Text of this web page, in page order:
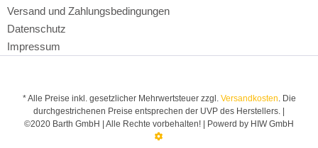
Versand und Zahlungsbedingungen
Datenschutz
Impressum
* Alle Preise inkl. gesetzlicher Mehrwertsteuer zzgl. Versandkosten. Die
durchgestrichenen Preise entsprechen der UVP des Herstellers. |
©2020 Barth GmbH | Alle Rechte vorbehalten! | Powerd by HIW GmbH